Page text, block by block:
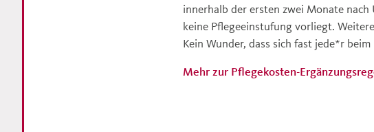
innerhalb der ersten zwei Monate
keine Pflegeeinstufung vorliegt.
Kein Wunder, dass sich fast jede*r
Mehr zur Pflegekosten-